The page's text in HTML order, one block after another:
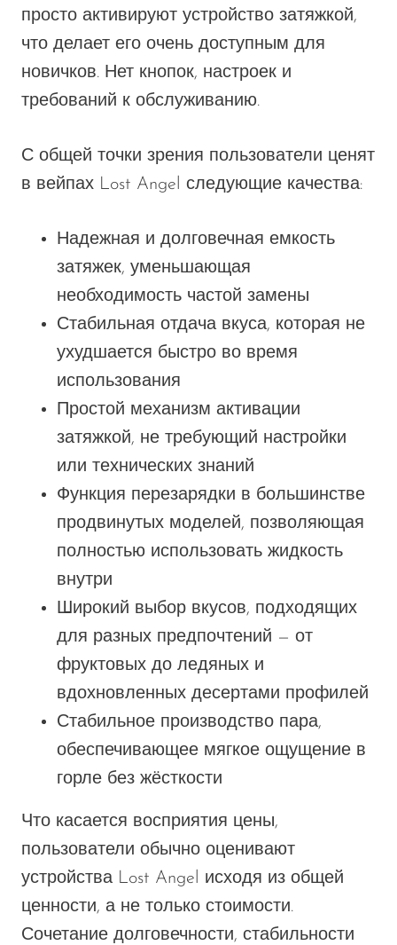
просто активируют устройство затяжкой,
что делает его очень доступным для
новичков. Нет кнопок, настроек и
требований к обслуживанию.
С общей точки зрения пользователи ценят
в вейпах Lost Angel следующие качества:
Надежная и долговечная емкость
затяжек, уменьшающая
необходимость частой замены
Стабильная отдача вкуса, которая не
ухудшается быстро во время
использования
Простой механизм активации
затяжкой, не требующий настройки
или технических знаний
Функция перезарядки в большинстве
продвинутых моделей, позволяющая
полностью использовать жидкость
внутри
Широкий выбор вкусов, подходящих
для разных предпочтений — от
фруктовых до ледяных и
вдохновленных десертами профилей
Стабильное производство пара,
обеспечивающее мягкое ощущение в
горле без жёсткости
Что касается восприятия цены,
пользователи обычно оценивают
устройства Lost Angel исходя из общей
ценности, а не только стоимости.
Сочетание долговечности, стабильности